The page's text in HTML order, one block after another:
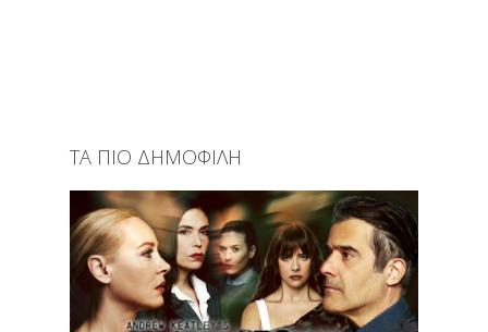
ΤΑ ΠΙΟ ΔΗΜΟΦΙΛΗ